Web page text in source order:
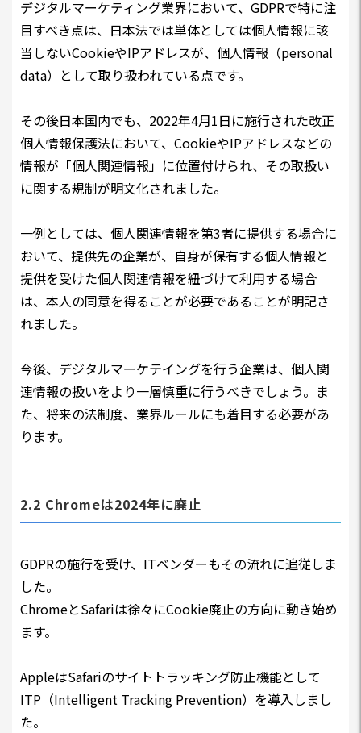
デジタルマーケティング業界において、GDPRで特に注
目すべき点は、日本法では単体としては個人情報に該
当しないCookieやIPアドレスが、個人情報（personal
data）として取り扱われている点です。
その後日本国内でも、2022年4月1日に施行された改正
個人情報保護法において、CookieやIPアドレスなどの
情報が「個人関連情報」に位置付けられ、その取扱い
に関する規制が明文化されました。
一例としては、個人関連情報を第3者に提供する場合に
おいて、提供先の企業が、自身が保有する個人情報と
提供を受けた個人関連情報を紐づけて利用する場合
は、本人の同意を得ることが必要であることが明記さ
れました。
今後、デジタルマーケテイングを行う企業は、個人関
連情報の扱いをより一層慎重に行うべきでしょう。ま
た、将来の法制度、業界ルールにも着目する必要があ
ります。
2.2 Chromeは2024年に廃止
GDPRの施行を受け、ITベンダーもその流れに追従しま
した。
ChromeとSafariは徐々にCookie廃止の方向に動き始め
ます。
AppleはSafariのサイトトラッキング防止機能として
ITP（Intelligent Tracking Prevention）を導入しまし
た。